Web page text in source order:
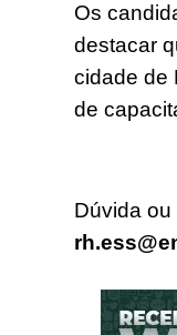
Os
destacar
cidade de
de
Dúvida